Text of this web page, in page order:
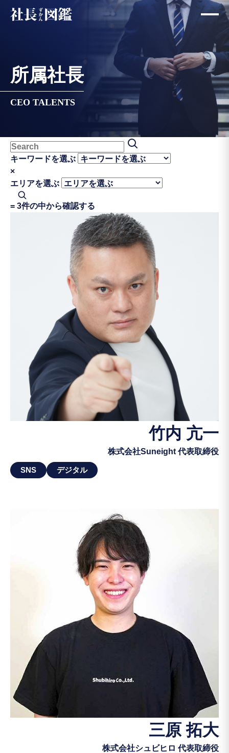
所属社長
CEO TALENTS
キーワードを選ぶ
×
エリアを選ぶ
= 3件の中から確認する
竹内 亢一
株式会社Suneight 代表取締役
SNS デジタル
三原 拓大
株式会社シュビヒロ 代表取締役